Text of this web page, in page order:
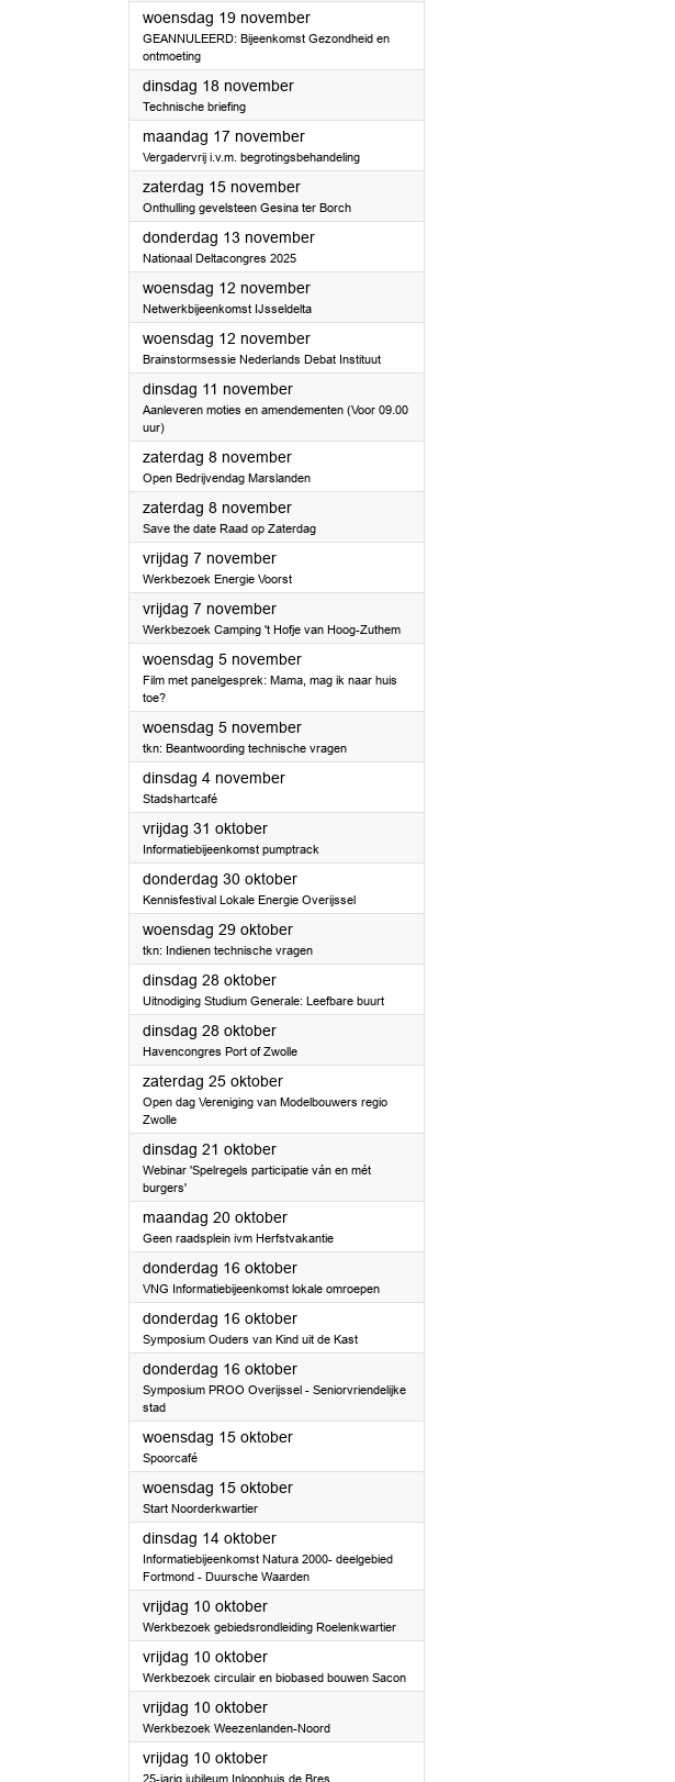
woensdag 19 november2025
GEANNULEERD: Bijeenkomst Gezondheid en
ontmoeting
dinsdag 18 november2025
Technische briefing
maandag 17 november2025
Vergadervrij i.v.m. begrotingsbehandeling
zaterdag 15 november2025
Onthulling gevelsteen Gesina ter Borch
donderdag 13 november2025
Nationaal Deltacongres 2025
woensdag 12 november2025
Netwerkbijeenkomst IJsseldelta
woensdag 12 november2025
Brainstormsessie Nederlands Debat Instituut
dinsdag 11 november2025
Aanleveren moties en amendementen (Voor 09.00
uur)
zaterdag 8 november2025
Open Bedrijvendag Marslanden
zaterdag 8 november2025
Save the date Raad op Zaterdag
vrijdag 7 november2025
Werkbezoek Energie Voorst
vrijdag 7 november2025
Werkbezoek Camping 't Hofje van Hoog-Zuthem
woensdag 5 november2025
Film met panelgesprek: Mama, mag ik naar huis
toe?
woensdag 5 november2025
tkn: Beantwoording technische vragen
dinsdag 4 november2025
Stadshartcafé
vrijdag 31 oktober2025
Informatiebijeenkomst pumptrack
donderdag 30 oktober2025
Kennisfestival Lokale Energie Overijssel
woensdag 29 oktober2025
tkn: Indienen technische vragen
dinsdag 28 oktober2025
Uitnodiging Studium Generale: Leefbare buurt
dinsdag 28 oktober2025
Havencongres Port of Zwolle
zaterdag 25 oktober2025
Open dag Vereniging van Modelbouwers regio
Zwolle
dinsdag 21 oktober2025
Webinar 'Spelregels participatie ván en mét
burgers'
maandag 20 oktober2025
Geen raadsplein ivm Herfstvakantie
donderdag 16 oktober2025
VNG Informatiebijeenkomst lokale omroepen
donderdag 16 oktober2025
Symposium Ouders van Kind uit de Kast
donderdag 16 oktober2025
Symposium PROO Overijssel - Seniorvriendelijke
stad
woensdag 15 oktober2025
Spoorcafé
woensdag 15 oktober2025
Start Noorderkwartier
dinsdag 14 oktober2025
Informatiebijeenkomst Natura 2000- deelgebied
Fortmond - Duursche Waarden
vrijdag 10 oktober2025
Werkbezoek gebiedsrondleiding Roelenkwartier
vrijdag 10 oktober2025
Werkbezoek circulair en biobased bouwen Sacon
vrijdag 10 oktober2025
Werkbezoek Weezenlanden-Noord
vrijdag 10 oktober2025
25-jarig jubileum Inloophuis de Bres